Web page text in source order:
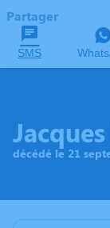
Partager
SMS
décédé le 21